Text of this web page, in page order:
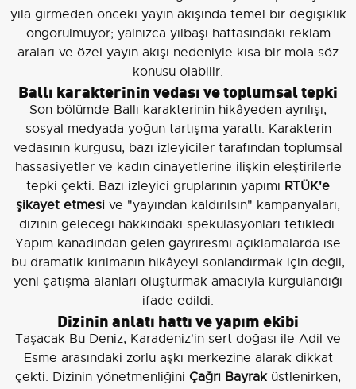
yıla girmeden önceki yayın akışında temel bir değişiklik
öngörülmüyor; yalnızca yılbaşı haftasındaki reklam
araları ve özel yayın akışı nedeniyle kısa bir mola söz
konusu olabilir.
Ballı karakterinin vedası ve toplumsal tepki
Son bölümde Ballı karakterinin hikâyeden ayrılışı,
sosyal medyada yoğun tartışma yarattı. Karakterin
vedasının kurgusu, bazı izleyiciler tarafından toplumsal
hassasiyetler ve kadın cinayetlerine ilişkin eleştirilerle
tepki çekti. Bazı izleyici gruplarının yapımı RTÜK'e
şikayet etmesi ve "yayından kaldırılsın" kampanyaları,
dizinin geleceği hakkındaki spekülasyonları tetikledi.
Yapım kanadından gelen gayriresmi açıklamalarda ise
bu dramatik kırılmanın hikâyeyi sonlandırmak için değil,
yeni çatışma alanları oluşturmak amacıyla kurgulandığı
ifade edildi.
Dizinin anlatı hattı ve yapım ekibi
Taşacak Bu Deniz, Karadeniz'in sert doğası ile Adil ve
Esme arasındaki zorlu aşkı merkezine alarak dikkat
çekti. Dizinin yönetmenliğini Çağrı Bayraküstlenirken,